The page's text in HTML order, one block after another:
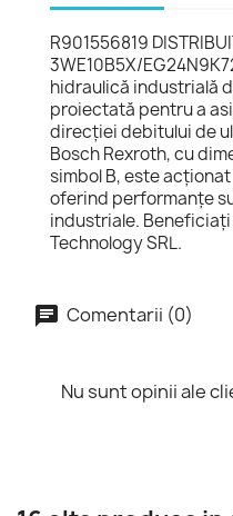
R901556819
3WE10B5X/
hidraulică industrială
proiectată pentru a
direcției debitului de
Bosch Rexroth, cu
simbol B, este
oferind performanțe
industriale.
Technology SRL.
Comentarii (0)
Nu sunt opinii ale